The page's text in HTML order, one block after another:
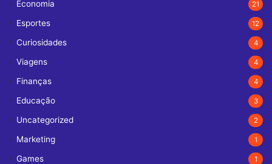
Economia 21
Esportes 12
Curiosidades 4
Viagens 4
Finanças 4
Educação 3
Uncategorized 2
Marketing 1
Games 1